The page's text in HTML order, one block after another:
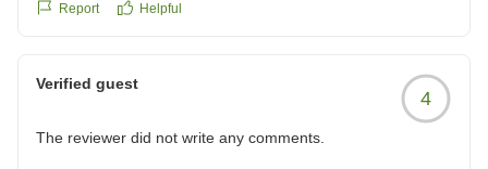
Report Helpful
Verified guest
4
The reviewer did not write any comments.